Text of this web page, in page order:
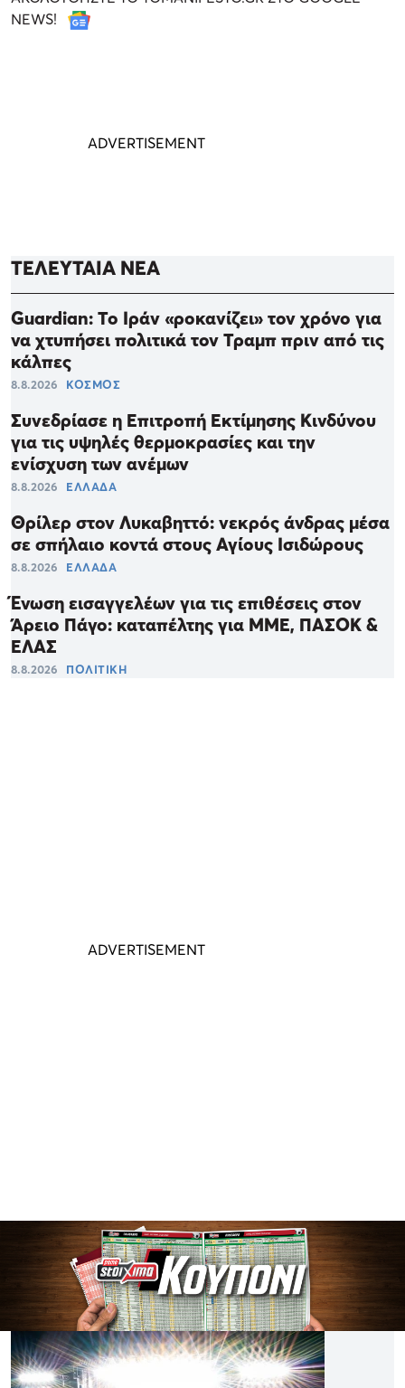
NEWS!
ΤΕΛΕΥΤΑΙΑ ΝΕΑ
Guardian: Το Ιράν «ροκανίζει» τον χρόνο για
να χτυπήσει πολιτικά τον Τραμπ πριν από τις
κάλπες
8.8.2026 ΚΟΣΜΟΣ
Συνεδρίασε η Επιτροπή Εκτίμησης Κινδύνου
για τις υψηλές θερμοκρασίες και την
ενίσχυση των ανέμων
8.8.2026 ΕΛΛΑΔΑ
Θρίλερ στον Λυκαβηττό: νεκρός άνδρας μέσα
σε σπήλαιο κοντά στους Αγίους Ισιδώρους
8.8.2026 ΕΛΛΑΔΑ
Ένωση εισαγγελέων για τις επιθέσεις στον
Άρειο Πάγο: καταπέλτης για ΜΜΕ, ΠΑΣΟΚ &
ΕΛΑΣ
8.8.2026 ΠΟΛΙΤΙΚΗ